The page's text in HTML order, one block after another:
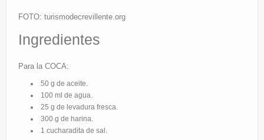
Partners
Restaurantes
FOTO: turismodecrevillente.org
Ingredientes
Para la COCA:
50 g de aceite.
100 ml de agua.
25 g de levadura fresca.
300 g de harina.
1 cucharadita de sal.